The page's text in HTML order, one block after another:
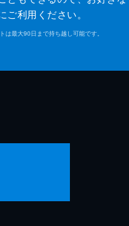
ご利用ください。
は最大90日まで持ち越し可能です。